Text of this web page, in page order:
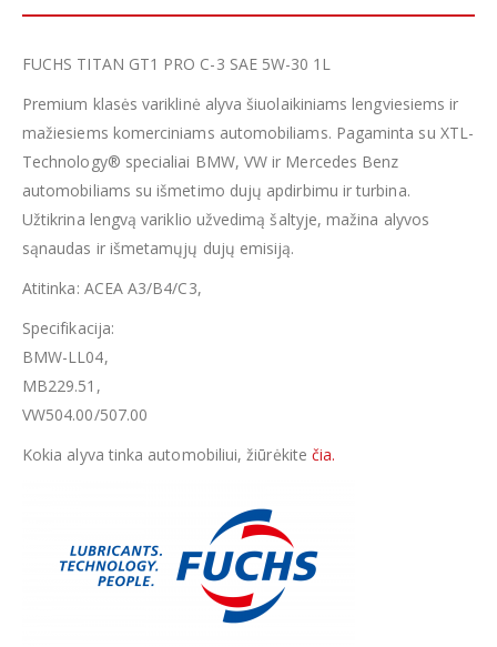
FUCHS TITAN GT1 PRO C-3 SAE 5W-30 1L
Premium klasės variklinė alyva šiuolaikiniams lengviesiems ir
mažiesiems komerciniams automobiliams. Pagaminta su XTL-
Technology® specialiai BMW, VW ir Mercedes Benz
automobiliams su išmetimo dujų apdirbimu ir turbina.
Užtikrina lengvą variklio užvedimą šaltyje, mažina alyvos
sąnaudas ir išmetamųjų dujų emisiją.
Atitinka: ACEA A3/B4/C3,
Specifikacija:
BMW-LL04,
MB229.51,
VW504.00/507.00
Kokia alyva tinka automobiliui, žiūrėkite čia.